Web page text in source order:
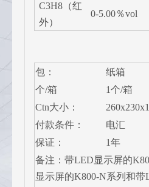
C3H8（红
外）
0-5.00％vol
包：
纸箱
个/箱
1个/箱
Ctn大小：
付款条件：
电汇
保证：
1年
备注：带LED显示屏的
显示屏的K800-N系列和